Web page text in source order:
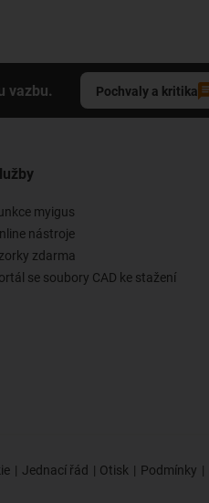
vazbu. Pochvaly a kritika
myigus
nástroje
zdarma
se soubory CAD ke stažení
Jednací řád Otisk Podmínky